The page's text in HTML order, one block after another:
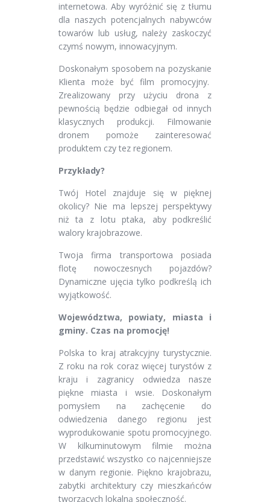
internetowa. Aby wyróżnić się z tłumu
dla naszych potencjalnych nabywców
towarów lub usług, należy zaskoczyć
czymś nowym, innowacyjnym.
Doskonałym sposobem na pozyskanie
Klienta może być film promocyjny.
Zrealizowany przy użyciu drona z
pewnością będzie odbiegał od innych
klasycznych produkcji. Filmowanie
dronem pomoże zainteresować
produktem czy tez regionem.
Przykłady?
Twój Hotel znajduje się w pięknej
okolicy? Nie ma lepszej perspektywy
niż ta z lotu ptaka, aby podkreślić
walory krajobrazowe.
Twoja firma transportowa posiada
flotę nowoczesnych pojazdów?
Dynamiczne ujęcia tylko podkreślą ich
wyjątkowość.
Województwa, powiaty, miasta i
gminy. Czas na promocję!
Polska to kraj atrakcyjny turystycznie.
Z roku na rok coraz więcej turystów z
kraju i zagranicy odwiedza nasze
piękne miasta i wsie. Doskonałym
pomysłem na zachęcenie do
odwiedzenia danego regionu jest
wyprodukowanie spotu promocyjnego.
W kilkuminutowym filmie można
przedstawić wszystko co najcenniejsze
w danym regionie. Piękno krajobrazu,
zabytki architektury czy mieszkańców
tworzących lokalną społeczność.